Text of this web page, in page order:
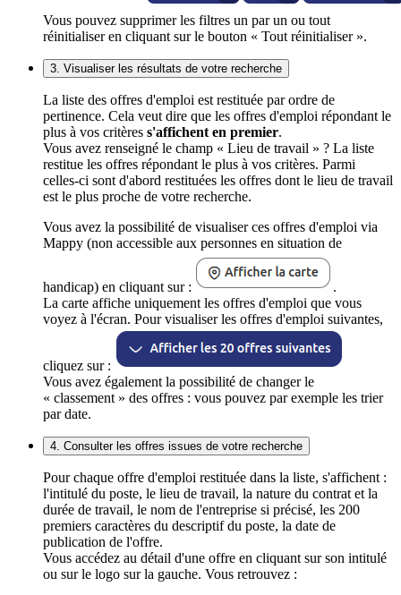
Vous pouvez supprimer les filtres un par un ou tout
réinitialiser en cliquant sur le bouton « Tout réinitialiser ».
3. Visualiser les résultats de votre recherche
La liste des offres d'emploi est restituée par ordre de
pertinence. Cela veut dire que les offres d'emploi répondant le
plus à vos critères s'affichent en premier.
Vous avez renseigné le champ « Lieu de travail » ? La liste
restitue les offres répondant le plus à vos critères. Parmi
celles-ci sont d'abord restituées les offres dont le lieu de travail
est le plus proche de votre recherche.
Vous avez la possibilité de visualiser ces offres d'emploi via
Mappy (non accessible aux personnes en situation de
handicap) en cliquant sur :
.
La carte affiche uniquement les offres d'emploi que vous
voyez à l'écran. Pour visualiser les offres d'emploi suivantes,
cliquez sur :
Vous avez également la possibilité de changer le
« classement » des offres : vous pouvez par exemple les trier
par date.
4. Consulter les offres issues de votre recherche
Pour chaque offre d'emploi restituée dans la liste, s'affichent :
l'intitulé du poste, le lieu de travail, la nature du contrat et la
durée de travail, le nom de l'entreprise si précisé, les 200
premiers caractères du descriptif du poste, la date de
publication de l'offre.
Vous accédez au détail d'une offre en cliquant sur son intitulé
ou sur le logo sur la gauche. Vous retrouvez :